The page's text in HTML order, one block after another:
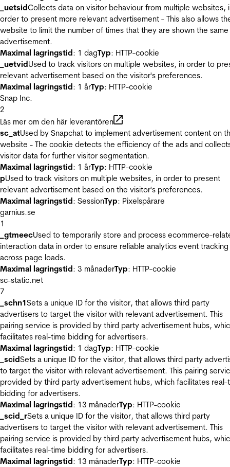
_uetsidCollects data on visitor behaviour from multiple websites,
order to present more relevant advertisement - This also allows
website to limit the number of times that they are shown the same
advertisement.
Maximal lagringstid: 1 dagTyp: HTTP-cookie
_uetvidUsed to track visitors on multiple websites, in order to
relevant advertisement based on the visitor's preferences.
Maximal lagringstid: 1 årTyp: HTTP-cookie
Snap Inc.
2
Läs mer om den här leverantören
sc_atUsed by Snapchat to implement advertisement content on
website - The cookie detects the efficiency of the ads and
visitor data for further visitor segmentation.
Maximal lagringstid: 1 årTyp: HTTP-cookie
pUsed to track visitors on multiple websites, in order to present
relevant advertisement based on the visitor's preferences.
Maximal lagringstid: SessionTyp: Pixelspårare
garnius.se
1
_gtmeecUsed to temporarily store and process ecommerce-
interaction data in order to ensure reliable analytics event tracking
across page loads.
Maximal lagringstid: 3 månaderTyp: HTTP-cookie
sc-static.net
7
_schn1Sets a unique ID for the visitor, that allows third party
advertisers to target the visitor with relevant advertisement. This
pairing service is provided by third party advertisement hubs,
facilitates real-time bidding for advertisers.
Maximal lagringstid: 1 dagTyp: HTTP-cookie
_scidSets a unique ID for the visitor, that allows third party
to target the visitor with relevant advertisement. This pairing
provided by third party advertisement hubs, which facilitates real-
bidding for advertisers.
Maximal lagringstid: 13 månaderTyp: HTTP-cookie
_scid_rSets a unique ID for the visitor, that allows third party
advertisers to target the visitor with relevant advertisement. This
pairing service is provided by third party advertisement hubs,
facilitates real-time bidding for advertisers.
Maximal lagringstid: 13 månaderTyp: HTTP-cookie